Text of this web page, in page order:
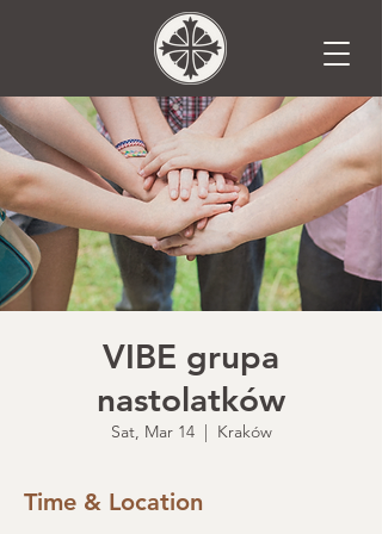
VIBE grupa
nastolatków
Sat, Mar 14
  |
Kraków
Time & Location